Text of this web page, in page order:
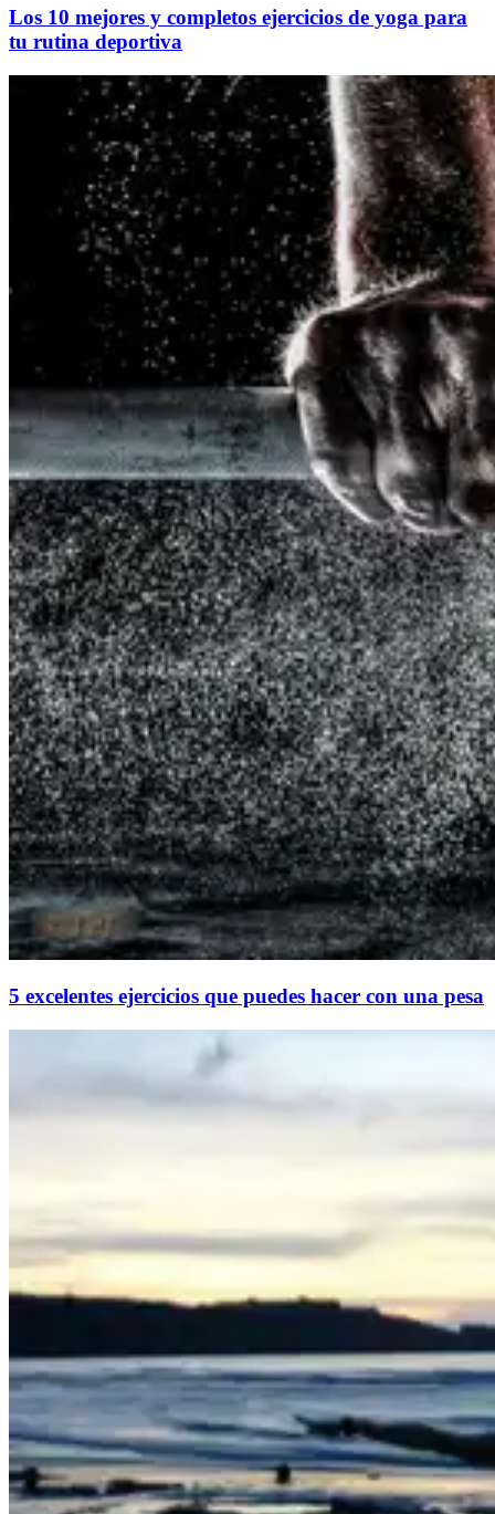
Los 10 mejores y completos ejercicios de yoga para
tu rutina deportiva
5 excelentes ejercicios que puedes hacer con una pesa